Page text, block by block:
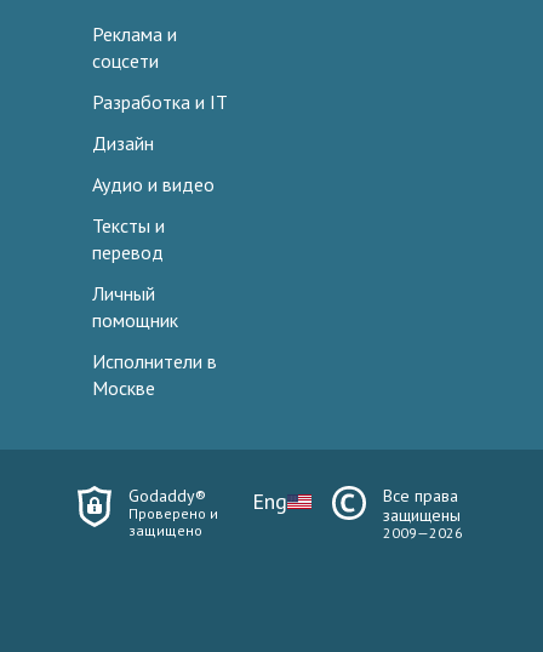
Реклама и
соцсети
Разработка и IT
Дизайн
Аудио и видео
Тексты и
перевод
Личный
помощник
Исполнители в
Москве
Godaddy®
Проверено и
защищено
Eng
Все права
защищены
2009—2026